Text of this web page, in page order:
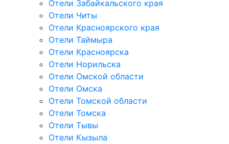
Отели Забайкальского края
Отели Читы
Отели Красноярского края
Отели Таймыра
Отели Красноярска
Отели Норильска
Отели Омской области
Отели Омска
Отели Томской области
Отели Томска
Отели Тывы
Отели Кызыла